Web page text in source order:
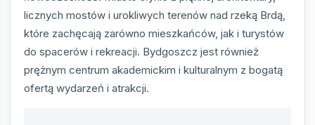
licznych mostów i urokliwych terenów nad rzeką Brdą,
które zachęcają zarówno mieszkańców, jak i turystów
do spacerów i rekreacji. Bydgoszcz jest również
prężnym centrum akademickim i kulturalnym z bogatą
ofertą wydarzeń i atrakcji.